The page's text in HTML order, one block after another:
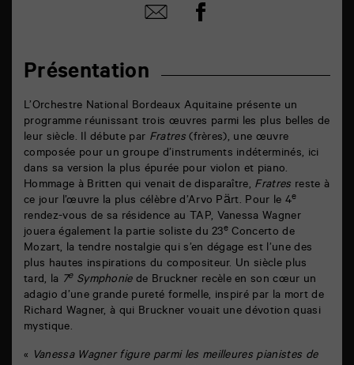
Présentation
L’Orchestre National Bordeaux Aquitaine présente un
programme réunissant trois œuvres parmi les plus belles de
leur siècle. Il débute par Fratres(frères), une œuvre
composée pour un groupe d’instruments indéterminés, ici
dans sa version la plus épurée pour violon et piano.
Hommage à Britten qui venait de disparaître, Fratres reste à
ce jour l’œuvre la plus célèbre d’Arvo Pärt. Pour le 4e
rendez-vous de sa résidence au TAP, Vanessa Wagner
jouera également la partie soliste du 23e Concerto de
Mozart, la tendre nostalgie qui s’en dégage est l’une des
plus hautes inspirations du compositeur. Un siècle plus
tard, la 7e Symphoniede Bruckner recèle en son cœur un
adagio d’une grande pureté formelle, inspiré par la mort de
Richard Wagner, à qui Bruckner vouait une dévotion quasi
mystique.
« Vanessa Wagner figure parmi les meilleures pianistes de
Partager
par
Partager
sur